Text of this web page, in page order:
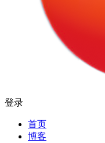
登录
首页
博客